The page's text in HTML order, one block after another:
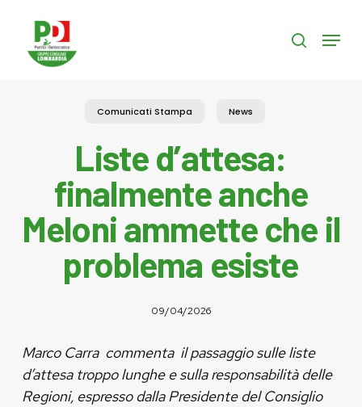
content
search
Menu
Comunicati Stampa News
Liste d’attesa:
finalmente anche
Meloni ammette che il
problema esiste
09/04/2026
Marco Carra commenta il passaggio sulle liste
d’attesa troppo lunghe e sulla responsabilità delle
Regioni, espresso dalla Presidente del Consiglio